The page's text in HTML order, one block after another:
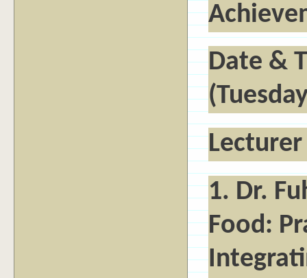
Date &
1. Dr.
Food: